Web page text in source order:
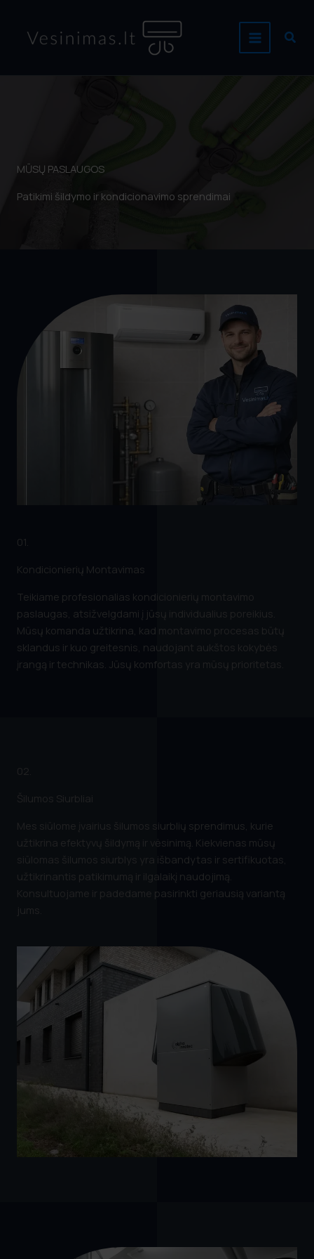
turinio
MŪSŲ PASLAUGOS
Patikimi šildymo ir kondicionavimo sprendimai
01.
Kondicionierių Montavimas
Teikiame profesionalias kondicionierių montavimo
paslaugas, atsižvelgdami į jūsų individualius poreikius.
Mūsų komanda užtikrina, kad montavimo procesas būtų
sklandus ir kuo greitesnis, naudojant aukštos kokybės
įrangą ir technikas. Jūsų komfortas yra mūsų prioritetas.
02.
Šilumos Siurbliai
Mes siūlome įvairius šilumos siurblių sprendimus, kurie
užtikrina efektyvų šildymą ir vėsinimą. Kiekvienas mūsų
siūlomas šilumos siurblys yra išbandytas ir sertifikuotas,
užtikrinantis patikimumą ir ilgalaikį naudojimą.
Konsultuojame ir padedame pasirinkti geriausią variantą
jums.